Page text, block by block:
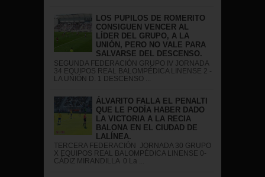
LOS PUPILOS DE ROMERITO
CONSIGUEN VENCER AL
LÍDER DEL GRUPO, A LA
UNIÓN, PERO NO VALE PARA
SALVARSE DEL DESCENSO.
SEGUNDA FEDERACIÓN GRUPO IV JORNADA
34 EQUIPOS REAL BALOMPÉDICA LINENSE 2 -
LA UNIÓN D. 1 DESCENSO ...
ÁLVARITO FALLA EL PENALTI
QUE LE PODÍA HABER DADO
LA VICTORIA A LA RECIA
BALONA EN EL CIUDAD DE
LALÍNEA.
TERCERA FEDERACIÓN JORNADA 30 GRUPO
X EQUIPOS REAL BALOMPÉDICA LINENSE 0-
CÁDIZ MIRANDILLA 0 La ...